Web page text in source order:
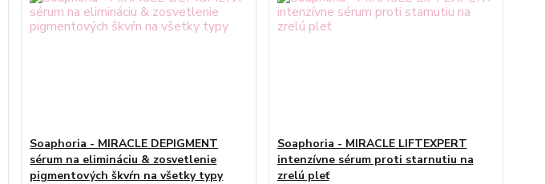
Soaphoria - MIRACLE DEPIGMENT
sérum na elimináciu & zosvetlenie
pigmentových škvŕn na všetky typy
Soaphoria - MIRACLE LIFTEXPERT
intenzívne sérum proti starnutiu na
zrelú pleť